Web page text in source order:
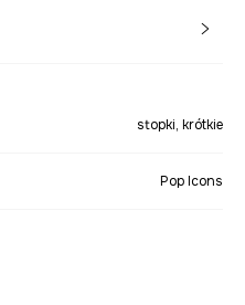
stopki, krótkie
Pop Icons